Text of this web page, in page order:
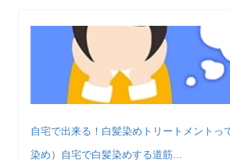
自宅で出来る！白髪染めトリートメントっ
染め）自宅で白髪染めする道筋...